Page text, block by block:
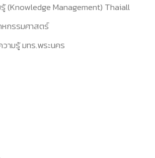
(Knowledge Management) Thaiall
กรรมศาสตร์
ามรู้ มทร.พระนคร